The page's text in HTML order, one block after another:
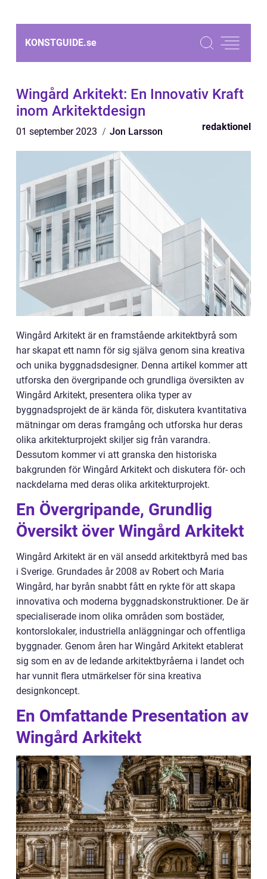
KONSTGUIDE.se
Wingård Arkitekt: En Innovativ Kraft
inom Arkitektdesign
01 september 2023 Jon Larsson redaktionel
Wingård Arkitekt är en framstående arkitektbyrå som
har skapat ett namn för sig själva genom sina kreativa
och unika byggnadsdesigner. Denna artikel kommer att
utforska den övergripande och grundliga översikten av
Wingård Arkitekt, presentera olika typer av
byggnadsprojekt de är kända för, diskutera kvantitativa
mätningar om deras framgång och utforska hur deras
olika arkitekturprojekt skiljer sig från varandra.
Dessutom kommer vi att granska den historiska
bakgrunden för Wingård Arkitekt och diskutera för- och
nackdelarna med deras olika arkitekturprojekt.
En Övergripande, Grundlig
Översikt över Wingård Arkitekt
Wingård Arkitekt är en väl ansedd arkitektbyrå med bas
i Sverige. Grundades år 2008 av Robert och Maria
Wingård, har byrån snabbt fått en rykte för att skapa
innovativa och moderna byggnadskonstruktioner. De är
specialiserade inom olika områden som bostäder,
kontorslokaler, industriella anläggningar och offentliga
byggnader. Genom åren har Wingård Arkitekt etablerat
sig som en av de ledande arkitektbyråerna i landet och
har vunnit flera utmärkelser för sina kreativa
designkoncept.
En Omfattande Presentation av
Wingård Arkitekt